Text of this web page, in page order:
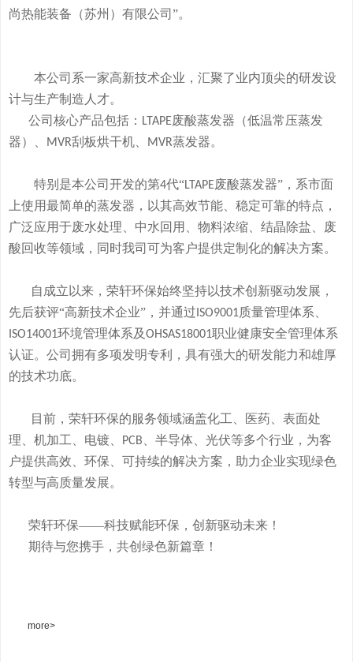
尚热能装备（苏州）有限公司”。
本公司系一家高新技术企业，汇聚了业内顶尖的研发设
计与生产制造人才。
公司核心产品包括： LTAPE废酸蒸发器 （低温常压蒸发
器）、
MVR刮板烘干机、 MVR蒸发器。
特别是本公司开发的第4代“LTAPE废酸蒸发器” ，系市面
上使用最简单的蒸发器， 以其高效节能、稳定可靠的特点，
广泛应用于废水处理、中水回用、物料浓缩、结晶除盐、废
酸回收等领域， 同时我司可为客户提供定制化的解决方案。
自成立以来，荣轩环保始终坚持以技术创新驱动发展，
先后获评“高新技术企业”，并通过 ISO9001质量管理体系、
ISO14001环境管理体系及OHSAS18001职业健康安全管理体系
认证。公司拥有多项发明专利，具有强大的研发能力和雄厚
的技术功底。
目前，荣轩环保的服务领域涵盖化工、医药、表面处
理、机加工、电镀、
PCB
、半导体、光伏等多个行业，为客
户提供高效、环保、可持续的解决方案，助力企业实现绿色
转型与高质量发展。
荣轩环保——科技赋能环保，创新驱动未来！
期待与您携手，共创绿色新篇章！
more>